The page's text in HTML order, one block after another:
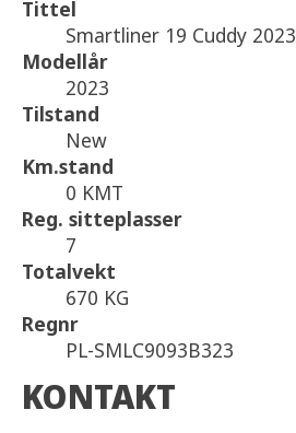
Tittel
Smartliner 19 Cuddy 2023
Modellår
2023
Tilstand
New
Km.stand
0 KMT
Reg. sitteplasser
7
Totalvekt
670 KG
Regnr
PL-SMLC9093B323
KONTAKT